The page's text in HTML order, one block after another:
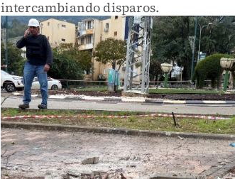
intercambiando disparos.